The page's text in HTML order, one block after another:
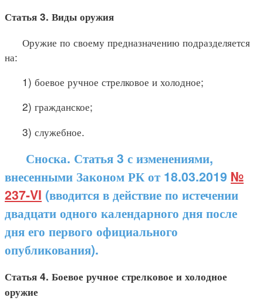
Статья 3. Виды оружия
Оружие по своему предназначению подразделяется
на:
1) боевое ручное стрелковое и холодное;
2) гражданское;
3) служебное.
Сноска. Статья 3 с изменениями,
внесенными Законом РК от 18.03.2019 №
237-VI (вводится в действие по истечении
двадцати одного календарного дня после
дня его первого официального
опубликования).
Статья 4. Боевое ручное стрелковое и холодное
оружие